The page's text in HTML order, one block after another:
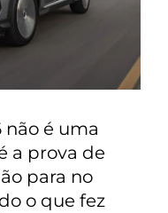
não é uma
a prova de
para no
o que fez